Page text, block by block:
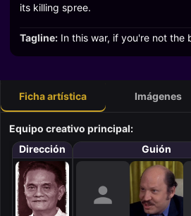
its killing spree.
Tagline: In this war, if you're not the
Ficha artística Imágenes
Equipo creativo principal:
Dirección
Guión